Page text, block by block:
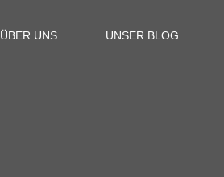
ÜBER UNS UNSER BLOG